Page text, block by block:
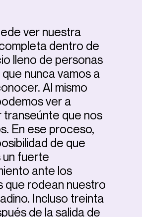
ver nuestra
dentro de
lleno de personas
nunca vamos a
Al mismo
ver a
transeúnte que nos
En ese proceso,
de que
un fuerte
ante los
que rodean nuestro
Incluso treinta
de la salida de